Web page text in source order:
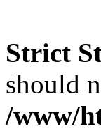
Strict
should
/www/